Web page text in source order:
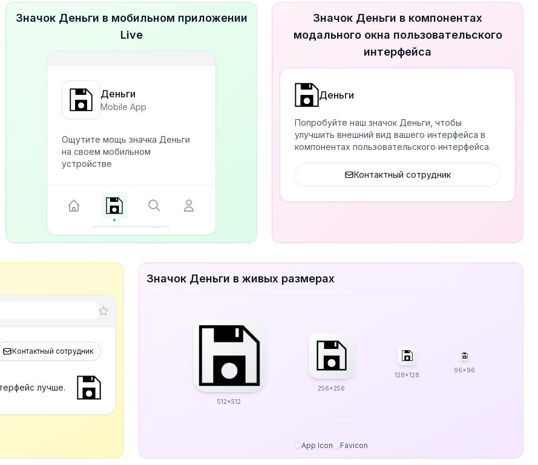
Значок Деньги в мобильном приложении
Live
Деньги
Mobile App
Ощутите мощь значка Деньги
на своем мобильном
устройстве
Значок Деньги в компонентах
модального окна пользовательского
интерфейса
Деньги
Попробуйте наш значок Деньги, чтобы
улучшить внешний вид вашего интерфейса в
компонентах пользовательского интерфейса.
Контактный сотрудник
Контактный сотрудник
лучше.
Значок Деньги в живых размерах
512x512
256x256
128x128
96x96
App Icon Favicon